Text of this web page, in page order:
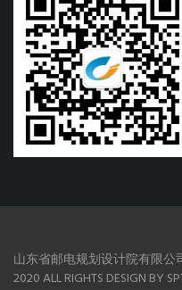
山东省邮电规划设计院有限公
2020 ALL RIGHTS DESIGN BY